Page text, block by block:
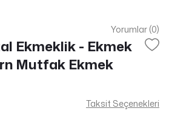
Yorumlar (0)
Ekmeklik - Ekmek
Mutfak Ekmek
Taksit Seçenekleri